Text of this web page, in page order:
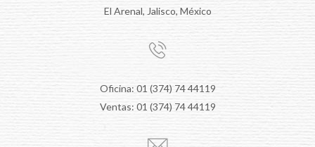
El Arenal, Jalisco, México
Oficina: 01 (374) 74 44119
Ventas: 01 (374) 74 44119